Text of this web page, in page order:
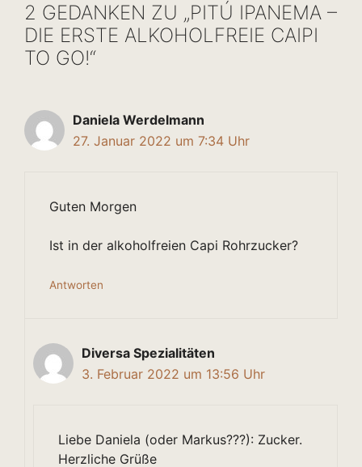
2 GEDANKEN ZU „PITÚ IPANEMA –
DIE ERSTE ALKOHOLFREIE CAIPI
TO GO!“
Daniela Werdelmann
27. Januar 2022 um 7:34 Uhr
Guten Morgen
Ist in der alkoholfreien Capi Rohrzucker?
Antworten
Diversa Spezialitäten
3. Februar 2022 um 13:56 Uhr
Liebe Daniela (oder Markus???): Zucker.
Herzliche Grüße